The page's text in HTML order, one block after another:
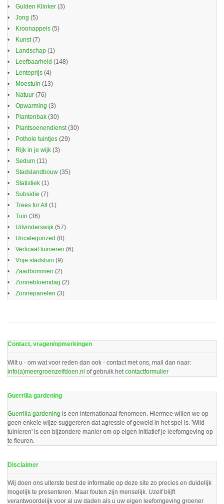
Gulden Klinker (3)
Jong (5)
Kroonappels (5)
Kunst(7)
Landschap (1)
Leefbaarheid (148)
Lenteprijs (4)
Moestuin (13)
Natuur (76)
Opwarming (3)
Plantenbak (30)
Plantsoenendienst(30)
Pothole tuintjes (29)
Rijk in je wijk (3)
Sedum (11)
Stadslandbouw (35)
Statistiek (1)
Subsidie (7)
Trees for All
(1)
Tuin (36)
Uitvinderswijk (57)
Uncategorized (8)
Verticaal tuinieren (6)
Vrije stadstuin (9)
Zaadbommen (2)
Zonnebloemdag (2)
Zonnepanelen (3)
Contact, vragen/opmerkingen
Wilt u - om wat voor reden dan ook - contact met ons, mail dan naar:
info(a)meergroenzelfdoen.nl of gebruik het contactformulier
Guerrilla gardening
Guerrilla gardening is een internationaal fenomeen. Hiermee willen we op
geen enkele wijze suggereren dat agressie of geweld in het spel is. 'Wild
tuinieren' is een bijzondere manier om op eigen initiatief je leefomgeving op
te fleuren.
Disclaimer
Wij doen ons uiterste best de informatie op deze site zo precies en duidelijk
mogelijk te presenteren. Maar fouten zijn menselijk. Uzelf blijft
verantwoordelijk voor al uw daden als u uw eigen leefomgeving groener